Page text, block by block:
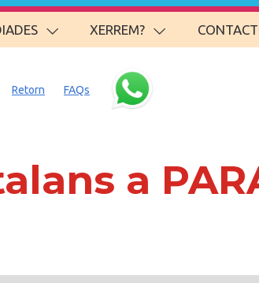
XERREM?
Retorn FAQs
a